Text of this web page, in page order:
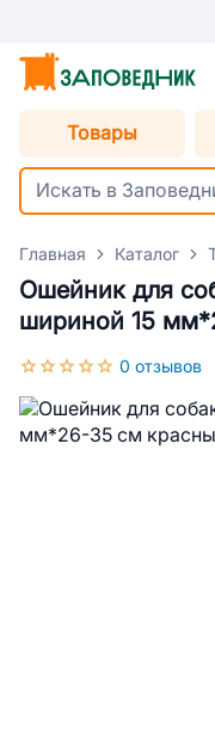
Товары
Главная Каталог
Ошейник для
шириной 15
0 отзывов